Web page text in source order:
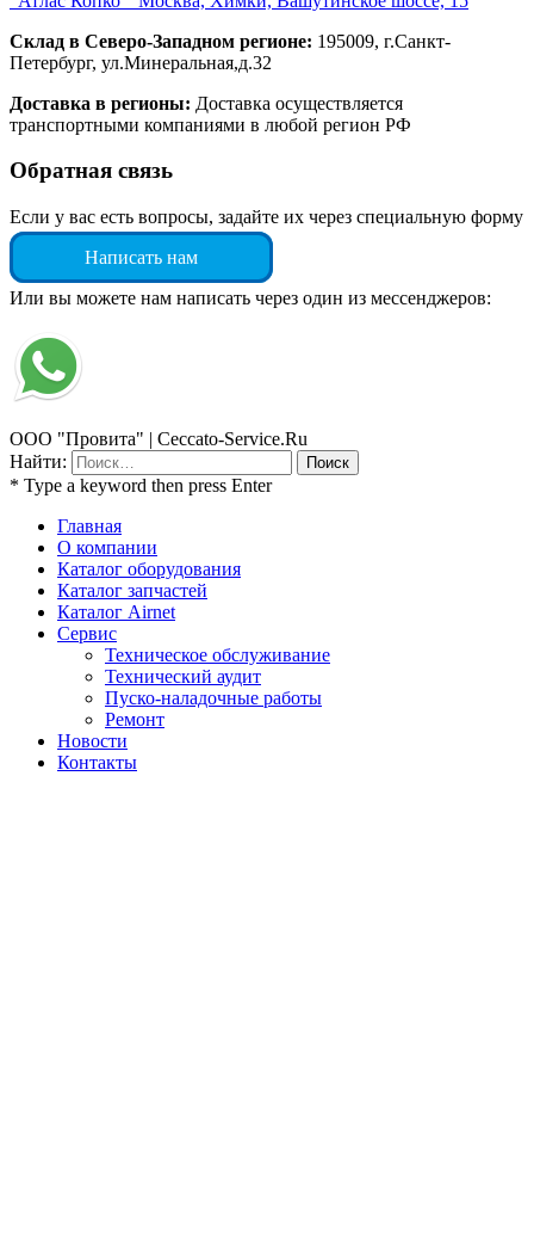
Склад в Северо-Западном регионе: 195009, г.Санкт-
Петербург, ул.Минеральная,д.32
Доставка в регионы: Доставка осуществляется
транспортными компаниями в любой регион РФ
Обратная связь
Если у вас есть вопросы, задайте их через специальную форму
Написать нам
Или вы можете нам написать через один из мессенджеров:
ООО "Провита" | Ceccato-Service.Ru
Найти:
* Type a keyword then press Enter
Главная
О компании
Каталог оборудования
Каталог запчастей
Каталог Airnet
Сервис
Техническое обслуживание
Технический аудит
Пуско-наладочные работы
Ремонт
Новости
Контакты